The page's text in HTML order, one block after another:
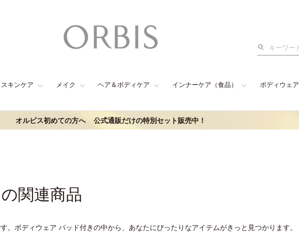
検
スキンケア メイク ヘア＆ボディケア インナーケア（食品） ボディウェア
オルビス初めての方へ 公式通販だけの特別セット販売中！
関連商品
ボディウェア パッド付きの中から、あなたにぴったりなアイテムがきっと見つかります。